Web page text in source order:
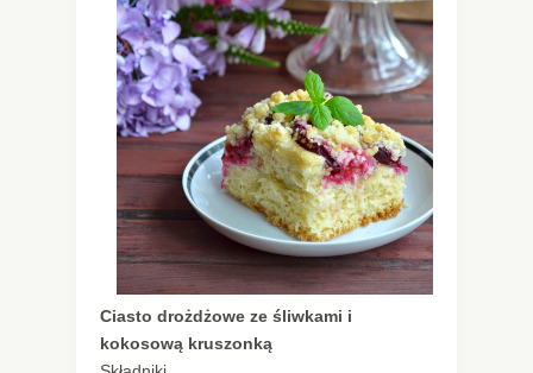
Ciasto drożdżowe ze śliwkami i
kokosową kruszonką